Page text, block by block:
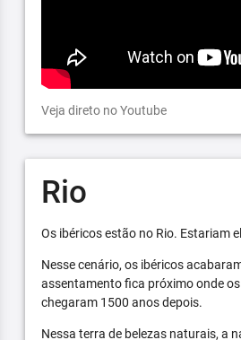
Veja direto no Youtube
Rio
Os ibéricos estão no Rio. Estariam
Nesse cenário, os ibéricos
assentamento fica próximo onde
chegaram 1500 anos depois.
Nessa terra de belezas naturais, a